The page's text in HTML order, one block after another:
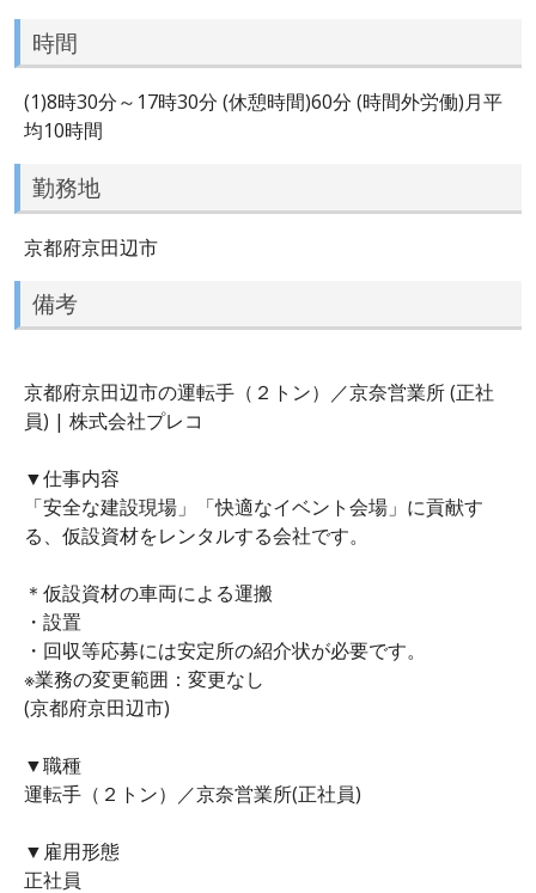
時間
(1)8時30分～17時30分 (休憩時間)60分 (時間外労働)月平
均10時間
勤務地
京都府京田辺市
備考
京都府京田辺市の運転手（２トン）／京奈営業所 (正社
員) | 株式会社プレコ
▼仕事内容
「安全な建設現場」「快適なイベント会場」に貢献す
る、仮設資材をレンタルする会社です。
＊仮設資材の車両による運搬
・設置
・回収等応募には安定所の紹介状が必要です。
※業務の変更範囲：変更なし
(京都府京田辺市)
▼職種
運転手（２トン）／京奈営業所(正社員)
▼雇用形態
正社員